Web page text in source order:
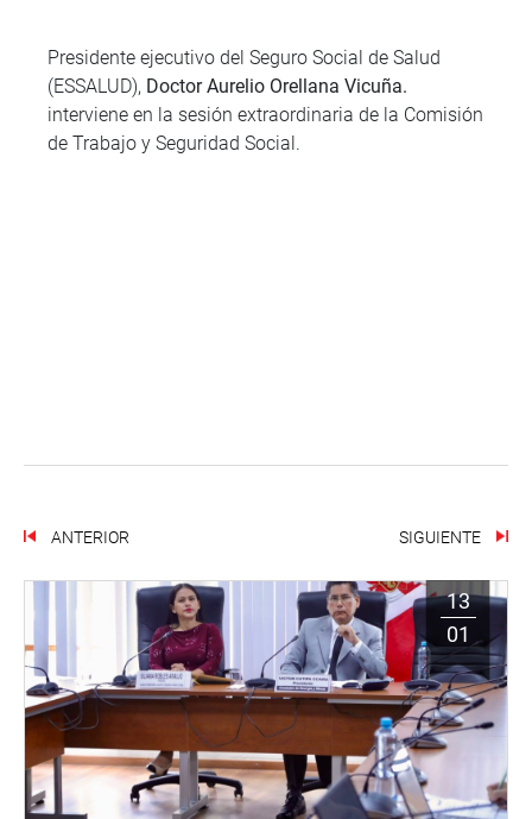
Presidente ejecutivo del Seguro Social de Salud
(ESSALUD), Doctor Aurelio Orellana Vicuña.
interviene en la sesión extraordinaria de la Comisión
de Trabajo y Seguridad Social.
ANTERIOR SIGUIENTE
13
01